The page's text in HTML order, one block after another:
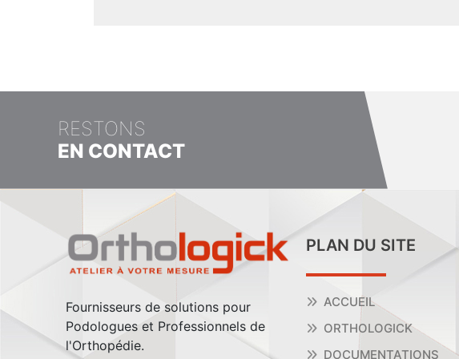
RESTONS
EN CONTACT
Fournisseurs de solutions pour
Podologues et Professionnels de
l'Orthopédie.
PLAN DU SITE
ACCUEIL
ORTHOLOGICK
DOCUMENTATIONS